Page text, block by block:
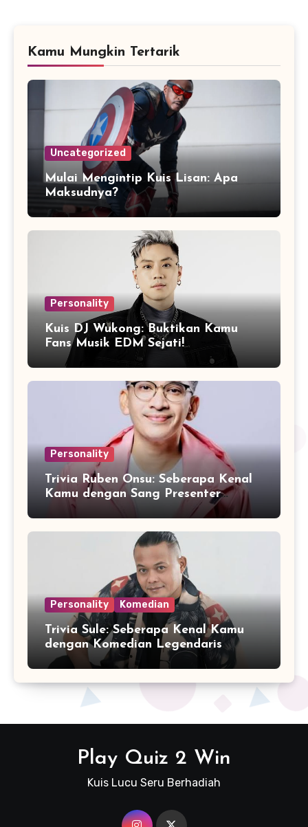
Kamu Mungkin Tertarik
Uncategorized
Mulai Mengintip Kuis Lisan: Apa
Maksudnya?
Personality
Kuis DJ Wukong: Buktikan Kamu
Fans Musik EDM Sejati!
Personality
Trivia Ruben Onsu: Seberapa Kenal
Kamu dengan Sang Presenter
Serbabisa?
Personality Komedian
Trivia Sule: Seberapa Kenal Kamu
dengan Komedian Legendaris
Indonesia?
Play Quiz 2 Win
Kuis Lucu Seru Berhadiah